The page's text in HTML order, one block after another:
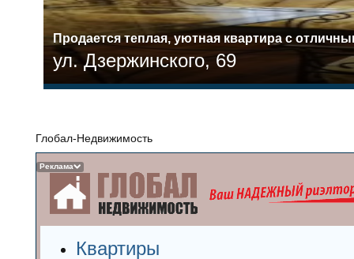
Прoдaетcя тeплая, уютная квартира c
ул. Дзержинского, 69
Реклама
Глобал-Недвижимость
Квартиры